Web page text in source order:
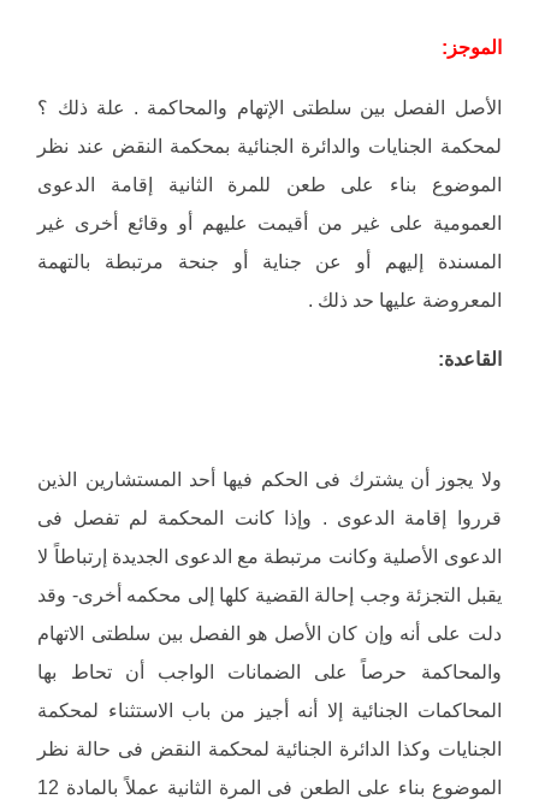
الموجز:
الأصل الفصل بين سلطتى الإتهام والمحاكمة . علة ذلك ؟
لمحكمة الجنايات والدائرة الجنائية بمحكمة النقض عند نظر
الموضوع بناء على طعن للمرة الثانية إقامة الدعوى
العمومية على غير من أقيمت عليهم أو وقائع أخرى غير
المسندة إليهم أو عن جناية أو جنحة مرتبطة بالتهمة
المعروضة عليها حد ذلك .
القاعدة:
ولا يجوز أن يشترك فى الحكم فيها أحد المستشارين الذين
قرروا إقامة الدعوى . وإذا كانت المحكمة لم تفصل فى
الدعوى الأصلية وكانت مرتبطة مع الدعوى الجديدة إرتباطاً لا
يقبل التجزئة وجب إحالة القضية كلها إلى محكمه أخرى- وقد
دلت على أنه وإن كان الأصل هو الفصل بين سلطتى الاتهام
والمحاكمة حرصاً على الضمانات الواجب أن تحاط بها
المحاكمات الجنائية إلا أنه أجيز من باب الاستثناء لمحكمة
الجنايات وكذا الدائرة الجنائية لمحكمة النقض فى حالة نظر
الموضوع بناء على الطعن فى المرة الثانية عملاً بالمادة 12